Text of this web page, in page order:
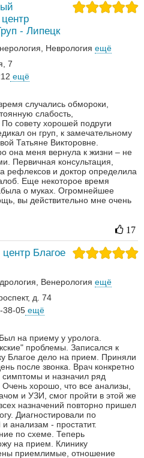
- Липецк
Неврология‎ ещё
7
ещё
случались обмороки,
слабость,
совету хорошей подруги
он груп, к замечательному
Татьяне Викторовне.
она меня вернула к жизни – не
Первичная консультация,
рефлексов и доктор определила
Еще некоторое время
о муках. Огромнейшее
вы действительно мне очень
17
Благое
Венерология‎ ещё
д. 74
38-05 ещё
на приему у уролога.
проблемы. Записался к
Благое дело на прием. Приняли
после звонка. Врач конкретно
симптомы и назначил ряд
хорошо, что все анализы,
и УЗИ, смог пройти в этой же
назначений повторно пришел
Диагностировали по
анализам - простатит.
по схеме. Теперь
на прием. Клинику
приемлимые, отношение